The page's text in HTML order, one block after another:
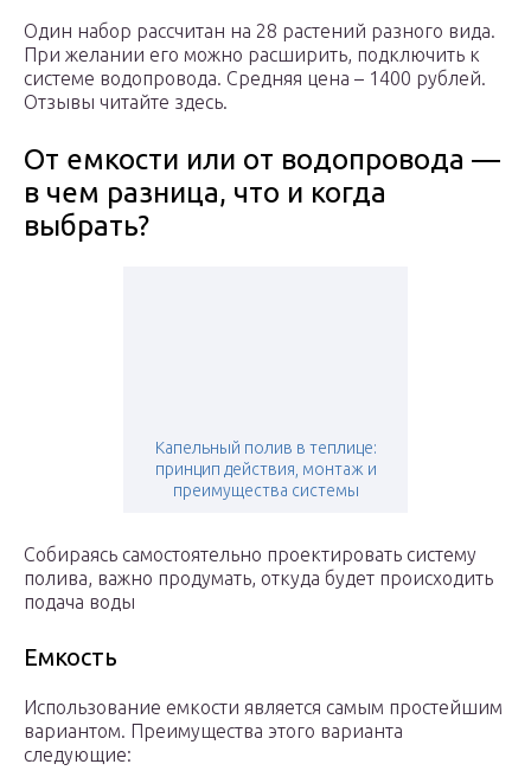
Один набор рассчитан на 28 растений разного вида.
При желании его можно расширить, подключить к
системе водопровода. Средняя цена – 1400 рублей.
Отзывы читайте здесь.
От емкости или от водопровода —
в чем разница, что и когда
выбрать?
Капельный полив в теплице:
принцип действия, монтаж и
преимущества системы
Собираясь самостоятельно проектировать систему
полива, важно продумать, откуда будет происходить
подача воды
Емкость
Использование емкости является самым простейшим
вариантом. Преимущества этого варианта
следующие: